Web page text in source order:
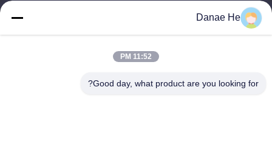
Tan@genyudisplay.com
Danae He
11:52 PM
Good day, what product are you looking for?